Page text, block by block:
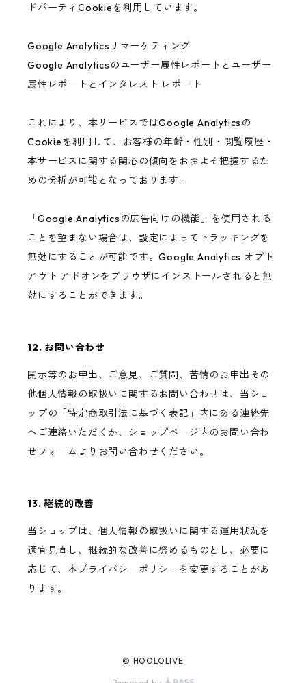
ドパーティCookieを利用しています。
Google Analyticsリマーケティング
Google Analyticsのユーザー属性レポートとユーザー
属性レポートとインタレスト レポート
これにより、本サービスではGoogle Analyticsの
Cookieを利用して、お客様の年齢・性別・閲覧履歴・
本サービスに関する関心の傾向をおおよそ把握するた
めの分析が可能となっております。
「Google Analyticsの広告向けの機能」を使用される
ことを望まない場合は、設定によってトラッキングを
無効にすることが可能です。Google Analytics オプト
アウト アドオンをブラウザにインストールされると無
効にすることができます。
12. お問い合わせ
開示等のお申出、ご意見、ご質問、苦情のお申出その
他個人情報の取扱いに関するお問い合わせは、当ショ
ップの「特定商取引法に基づく表記」内にある連絡先
へご連絡いただくか、ショップページ内のお問い合わ
せフォームよりお問い合わせください。
13. 継続的改善
当ショップは、個人情報の取扱いに関する運用状況を
適宜見直し、継続的な改善に努めるものとし、必要に
応じて、本プライバシーポリシーを変更することがあ
ります。
© HOOLOLIVE